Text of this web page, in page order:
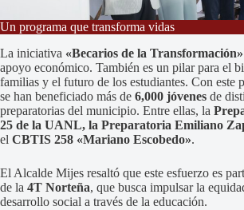
Un programa que transforma vidas
La iniciativa «Becarios de la Transformación»
apoyo económico. También es un pilar para el
familias y el futuro de los estudiantes. Con este
se han beneficiado más de 6,000 jóvenes de
preparatorias del municipio. Entre ellas, la
25 de la UANL, la Preparatoria Emiliano
el CBTIS 258 «Mariano Escobedo».
El Alcalde Mijes resaltó que este esfuerzo es
de la 4T Norteña, que busca impulsar la
desarrollo social a través de la educación.